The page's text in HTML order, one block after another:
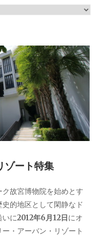
ゾート特集
故宮博物院を始めとす
的地区として閑静なド
いに2012年6月12日にオ
・アーバン・リゾート